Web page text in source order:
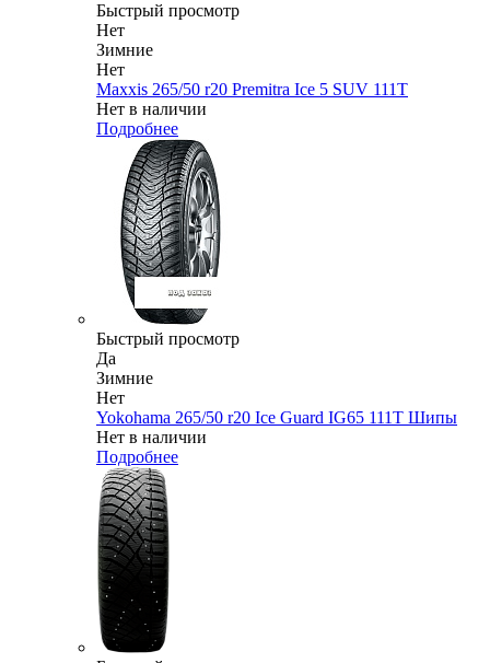
Быстрый просмотр
Нет
Зимние
Нет
Maxxis 265/50 r20 Premitra Ice 5 SUV 111T
Нет в наличии
Подробнее
Быстрый просмотр
Да
Зимние
Нет
Yokohama 265/50 r20 Ice Guard IG65 111T Шипы
Нет в наличии
Подробнее